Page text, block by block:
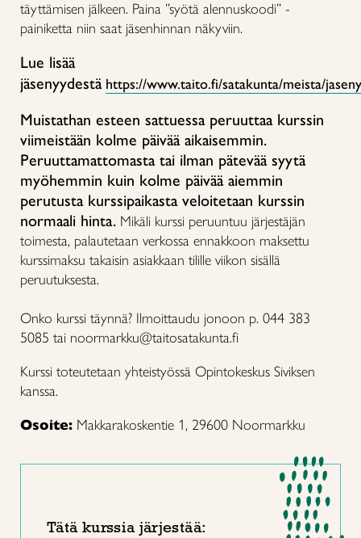
täyttämisen jälkeen. Paina ”syötä alennuskoodi” -
painiketta niin saat jäsenhinnan näkyviin.
Lue lisää
jäsenyydestä https://www.taito.fi/satakunta/meista/
Muistathan esteen sattuessa peruuttaa kurssin
viimeistään kolme päivää aikaisemmin.
Peruuttamattomasta tai ilman pätevää syytä
myöhemmin kuin kolme päivää aiemmin
perutusta kurssipaikasta veloitetaan kurssin
normaali hinta. Mikäli kurssi peruuntuu järjestäjän
toimesta, palautetaan verkossa ennakkoon maksettu
kurssimaksu takaisin asiakkaan tilille viikon sisällä
peruutuksesta.
Onko kurssi täynnä? Ilmoittaudu jonoon p. 044 383
5085 tai noormarkku@taitosatakunta.fi
Kurssi toteutetaan yhteistyössä Opintokeskus Siviksen
kanssa.
Osoite: Makkarakoskentie 1, 29600 Noormarkku
Tätä kurssia järjestää: